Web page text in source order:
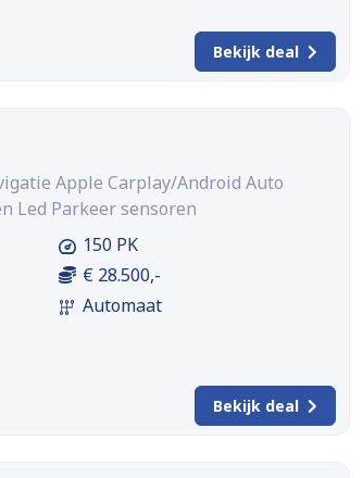
Bekijk deal
Apple Carplay/Android Auto
Led Parkeer sensoren
150 PK
€ 28.500,-
Automaat
Bekijk deal